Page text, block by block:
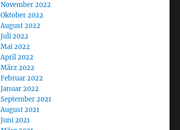
November 2022
Oktober 2022
August 2022
Juli 2022
Mai 2022
April 2022
März 2022
Februar 2022
Januar 2022
September 2021
August 2021
Juni 2021